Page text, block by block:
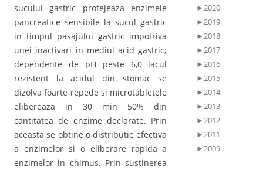
sucului gastric protejeaza enzimele
pancreatice sensibile la sucul gastric
in timpul pasajului gastric impotriva
unei inactivari in mediul acid gastric;
dependente de pH peste 6,0 lacul
rezistent la acidul din stomac se
dizolva foarte repede si microtabletele
elibereaza in 30 min 50% din
cantitatea de enzime declarate. Prin
aceasta se obtine o distributie efectiva
a enzimelor si o eliberare rapida a
enzimelor in chimus. Prin sustinerea
►2020
►2019
►2018
►2017
►2016
►2015
►2014
►2013
►2012
►2011
►2009